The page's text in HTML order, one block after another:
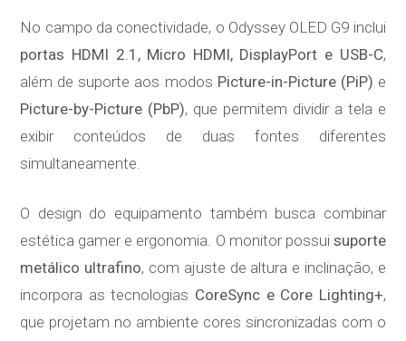
No campo da conectividade, o Odyssey OLED G9 inclui
portas HDMI 2.1, Micro HDMI, DisplayPort e USB-C,
além de suporte aos modos Picture-in-Picture (PiP) e
Picture-by-Picture (PbP), que permitem dividir a tela e
exibir conteúdos de duas fontes diferentes
simultaneamente.
O design do equipamento também busca combinar
estética gamer e ergonomia. O monitor possui suporte
metálico ultrafino, com ajuste de altura e inclinação, e
incorpora as tecnologias CoreSync e Core Lighting+,
que projetam no ambiente cores sincronizadas com o